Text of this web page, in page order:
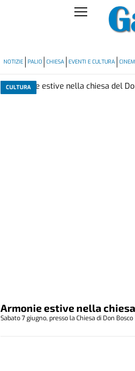
NOTIZIE PALIO CHIESA EVENTI E CULTURA
CULTURA
Armonie estive nella
Sabato 7 giugno, presso la Chiesa di Don